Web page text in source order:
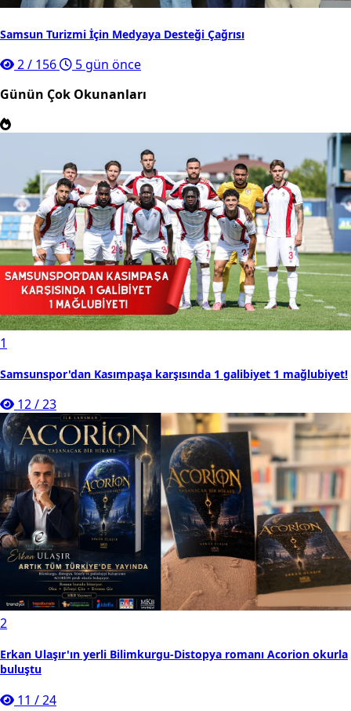
Samsun Turizmi İçin Medyaya Desteği Çağrısı
2/ 156
5 gün önce
Günün Çok Okunanları
1
Samsunspor'dan Kasımpaşa karşısında 1 galibiyet 1 mağlubiyet!
12/23
2
Erkan Ulaşır'ın yerli Bilimkurgu-Distopya romanı Acorion okurla
buluştu
11 /24